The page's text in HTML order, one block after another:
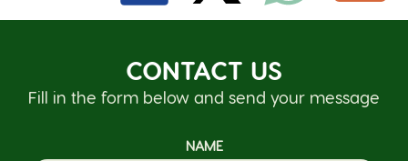
CONTACT US
Fill in the form below and send your message
NAME